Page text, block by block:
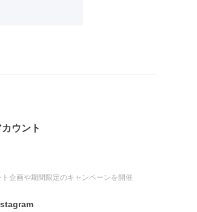
ウント
ト企画や期間限定のキャンペーンを開催